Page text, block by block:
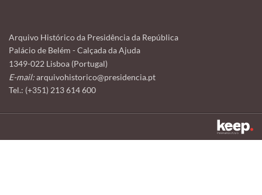
Arquivo Histórico da Presidência da República
Palácio de Belém - Calçada da Ajuda
1349-022 Lisboa (Portugal)
E-mail:arquivohistorico@presidencia.pt
Tel.: (+351) 213 614 600